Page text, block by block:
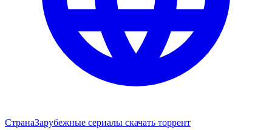
СтранаЗарубежные сериалы скачать торрент